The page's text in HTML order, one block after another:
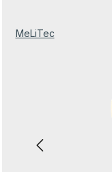
MeLiTec